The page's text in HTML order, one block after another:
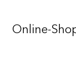
Online-